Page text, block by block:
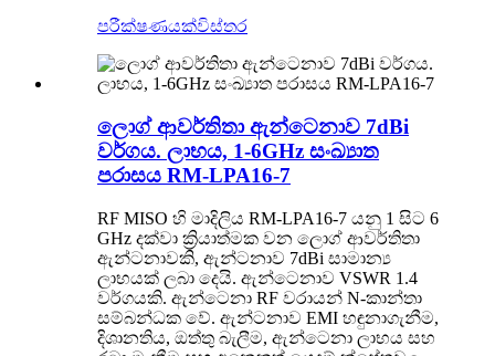
පරීක්ෂණයක්විස්තර
ලොග් ආවර්තිතා ඇන්ටෙනාව 7dBi
වර්ගය. ලාභය, 1-6GHz සංඛ්‍යාත
පරාසය RM-LPA16-7
RF MISO හි මාදිලිය RM-LPA16-7 යනු 1 සිට 6
GHz දක්වා ක්‍රියාත්මක වන ලොග් ආවර්තිතා
ඇන්ටනාවකි, ඇන්ටනාව 7dBi සාමාන්‍ය
ලාභයක් ලබා දෙයි. ඇන්ටෙනාව VSWR 1.4
වර්ගයකි. ඇන්ටෙනා RF වරායන් N-කාන්තා
සම්බන්ධක වේ. ඇන්ටනාව EMI හඳුනාගැනීම,
දිශානතිය, ඔත්තු බැලීම, ඇන්ටෙනා ලාභය සහ